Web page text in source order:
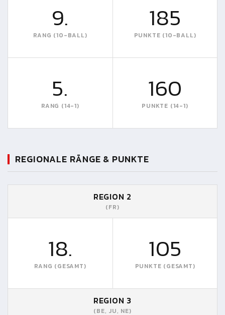
9.
RANG (10-BALL)
185
PUNKTE (10-BALL)
5.
RANG (14-1)
160
PUNKTE (14-1)
REGIONALE RÄNGE & PUNKTE
REGION 2
(FR)
18.
RANG (GESAMT)
105
PUNKTE (GESAMT)
REGION 3
(BE, JU, NE)